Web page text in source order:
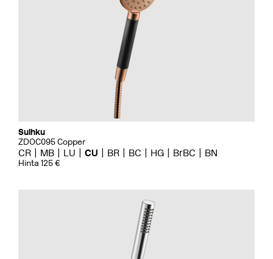
Suihku
ZDOC095 Copper
CR MB LU CU BR BC HG BrBC BN
Hinta 125 €